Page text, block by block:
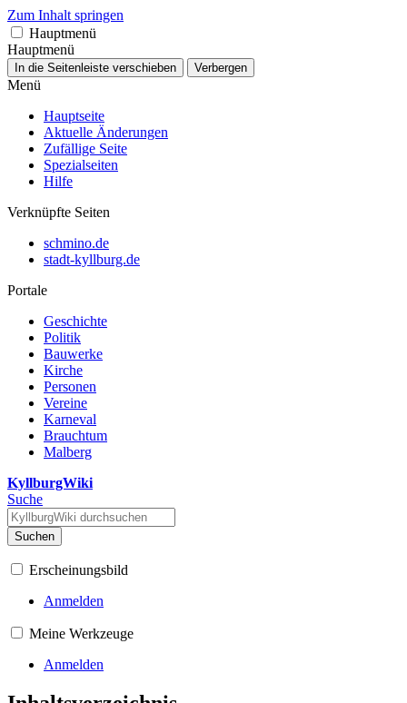
Zum Inhalt springen
Hauptmenü
Hauptmenü
In die Seitenleiste verschieben Verbergen
Menü
Hauptseite
Aktuelle Änderungen
Zufällige Seite
Spezialseiten
Hilfe
Verknüpfte Seiten
schmino.de
stadt-kyllburg.de
Portale
Geschichte
Politik
Bauwerke
Kirche
Personen
Vereine
Karneval
Brauchtum
Malberg
KyllburgWiki
Suche
Suchen
Erscheinungsbild
Anmelden
Meine Werkzeuge
Anmelden